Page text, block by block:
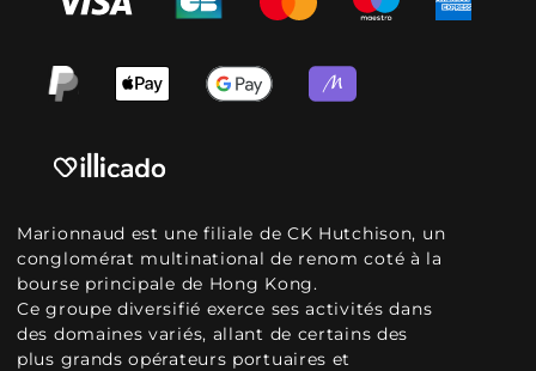
Marionnaud est une filiale de CK Hutchison, un
conglomérat multinational de renom coté à la
bourse principale de Hong Kong.
Ce groupe diversifié exerce ses activités dans
des domaines variés, allant de certains des
plus grands opérateurs portuaires et